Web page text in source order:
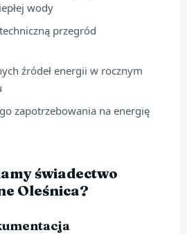
wody
przegród
źródeł energii w rocznym
zapotrzebowania na energię
świadectwo
Oleśnica?